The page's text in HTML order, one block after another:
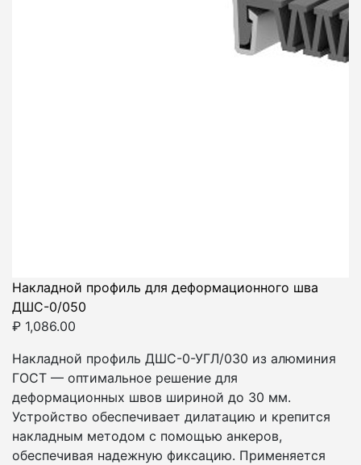
Накладной профиль для деформационного шва
ДШС-0/050
₽ 1,086.00
Накладной профиль ДШС-0-УГЛ/030 из алюминия
ГОСТ — оптимальное решение для
деформационных швов шириной до 30 мм.
Устройство обеспечивает дилатацию и крепится
накладным методом с помощью анкеров,
обеспечивая надежную фиксацию. Применяется